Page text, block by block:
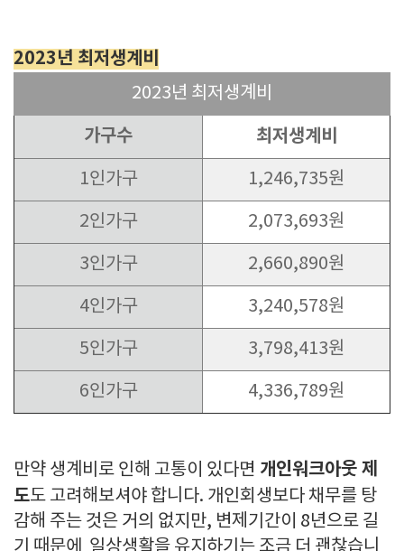
2023년 최저생계비
2023년 최저생계비
가구수 최저생계비
1인가구 1,246,735원
2인가구 2,073,693원
3인가구 2,660,890원
4인가구 3,240,578원
5인가구 3,798,413원
6인가구 4,336,789원
만약 생계비로 인해 고통이 있다면 개인워크아웃 제
도도 고려해보셔야 합니다. 개인회생보다 채무를 탕
감해 주는 것은 거의 없지만, 변제기간이 8년으로 길